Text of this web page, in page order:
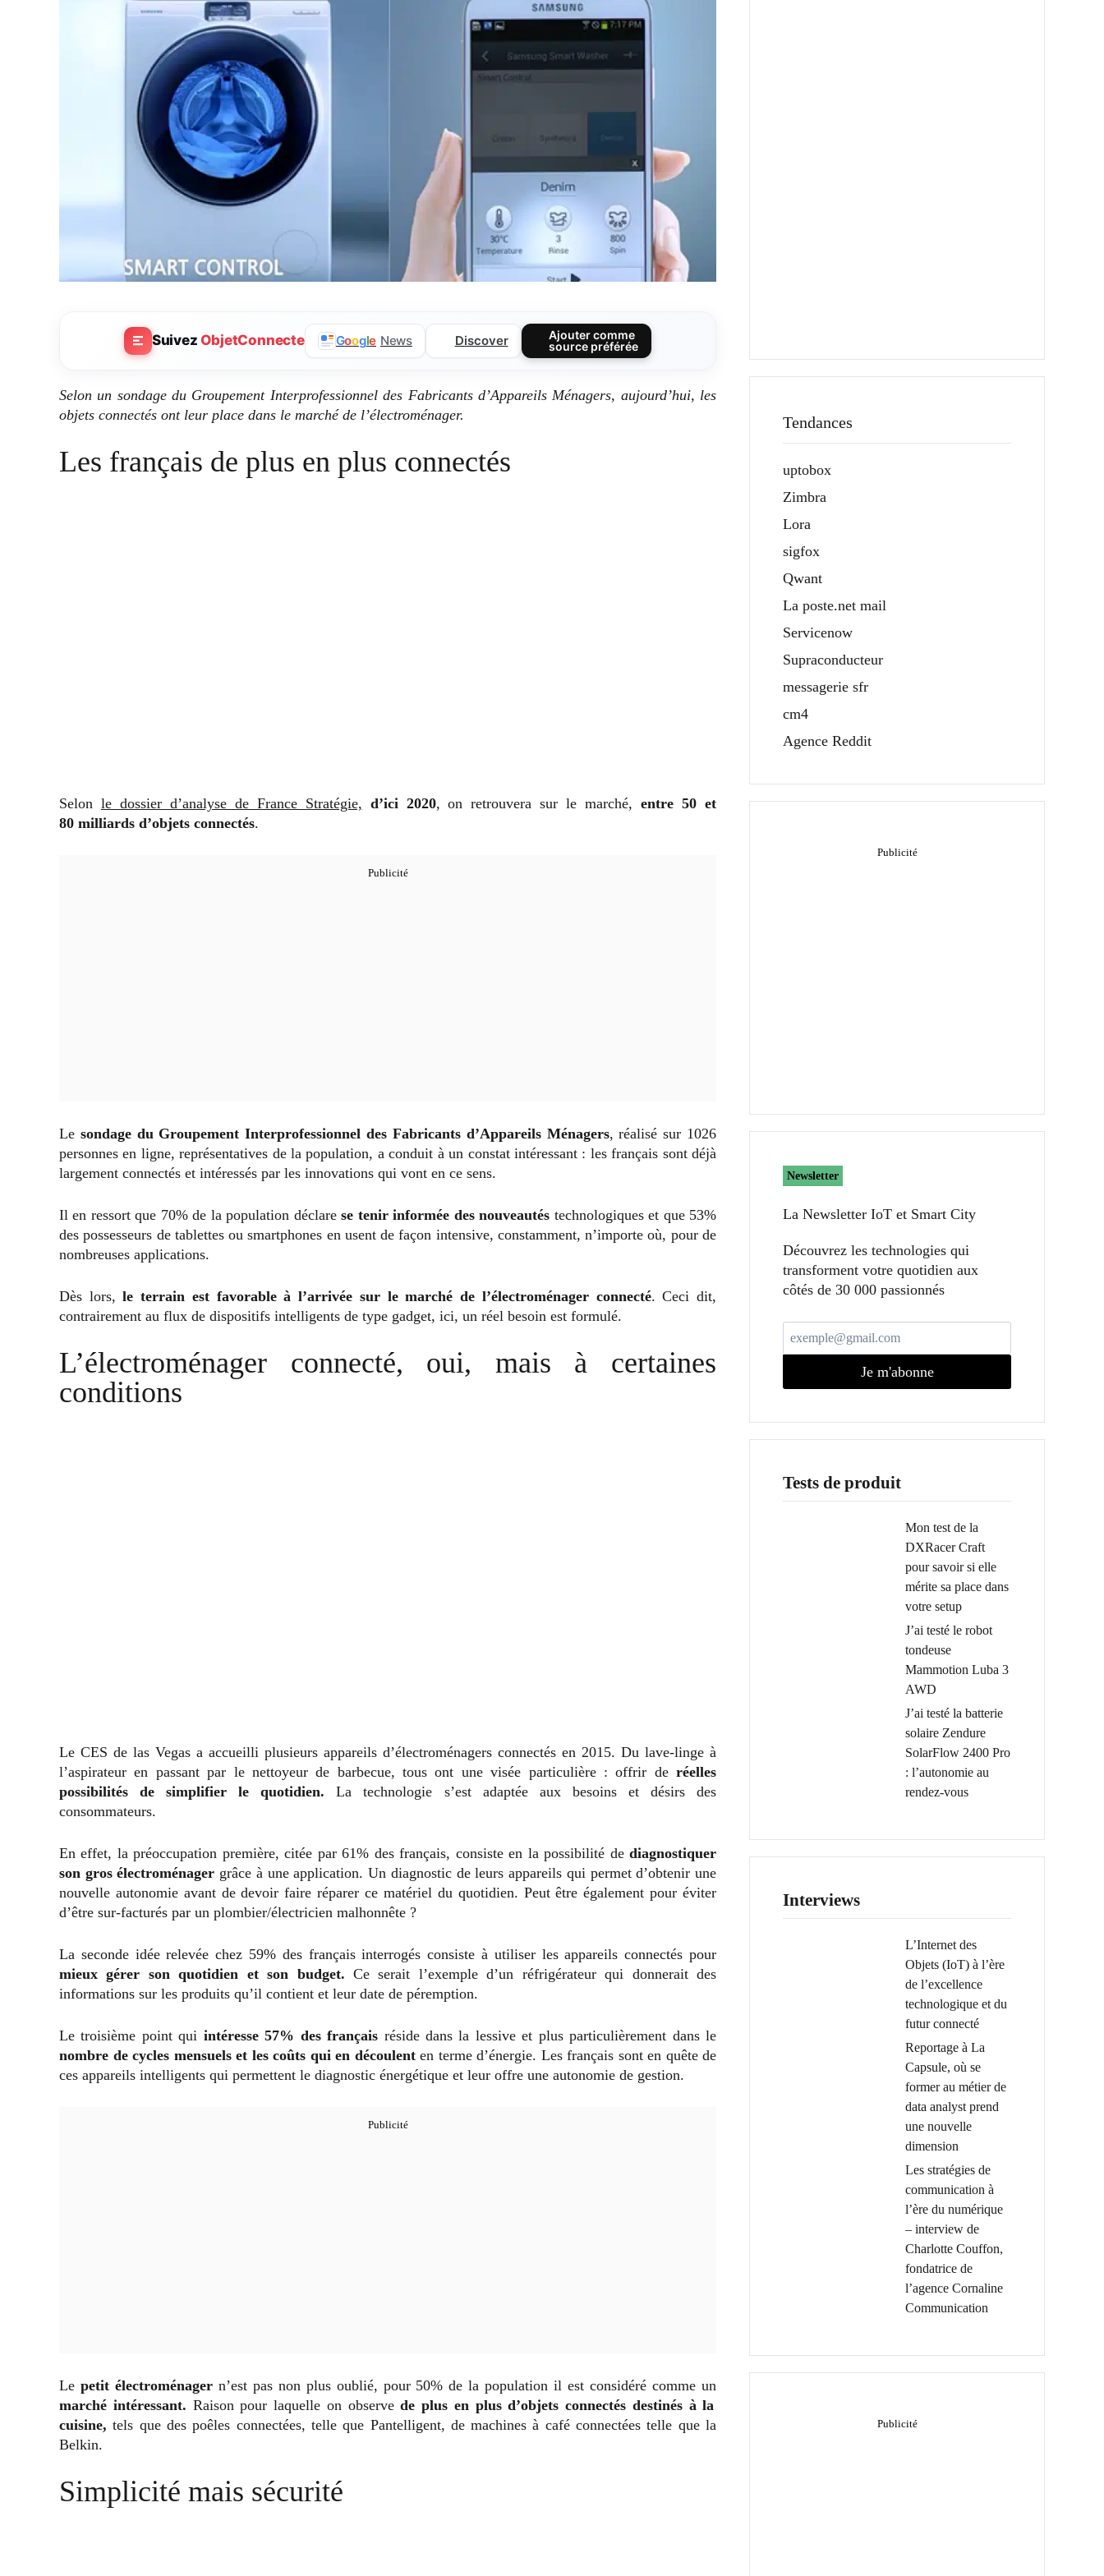
SuivezObjetConnecte Google News Discover
Ajouter comme
source préférée
Selon un sondage du Groupement Interprofessionnel des Fabricants d’Appareils Ménagers, aujourd’hui, les
objets connectés ont leur place dans le marché de l’électroménager.
Les français de plus en plus connectés
Selon le dossier d’analyse de France Stratégie, d’ici 2020, on retrouvera sur le marché,entre 50 et
80 milliards d’objets connectés.
Le sondage du Groupement Interprofessionnel des Fabricants d’Appareils Ménagers, réalisé sur 1026
personnes en ligne, représentatives de la population, a conduit à un constat intéressant : les français sont déjà
largement connectés et intéressés par les innovations qui vont en ce sens.
Il en ressort que 70% de la population déclarese tenir informée des nouveautés technologiques et que 53%
des possesseurs de tablettes ou smartphones en usent de façon intensive, constamment, n’importe où, pour de
nombreuses applications.
Dès lors,le terrain est favorable à l’arrivée sur le marché de l’électroménager connecté. Ceci dit,
contrairement au flux de dispositifs intelligents de type gadget, ici, un réel besoin est formulé.
L’électroménager connecté, oui, mais à certaines
conditions
Le CES de las Vegas a accueilli plusieurs appareils d’électroménagers connectés en 2015. Du lave-linge à
l’aspirateur en passant par le nettoyeur de barbecue, tous ont une visée particulière : offrir de réelles
possibilités de simplifier le quotidien.La technologie s’est adaptée aux besoins et désirs des
consommateurs.
En effet, la préoccupation première, citée par 61% des français, consiste en la possibilité de diagnostiquer
son gros électroménager grâce à une application. Un diagnostic de leurs appareils qui permet d’obtenir une
nouvelle autonomie avant de devoir faire réparer ce matériel du quotidien. Peut être également pour éviter
d’être sur-facturés par un plombier/électricien malhonnête ?
La seconde idée relevée chez 59% des français interrogés consiste à utiliser les appareils connectés pour
mieux gérer son quotidien et son budget. Ce serait l’exemple d’un réfrigérateur qui donnerait des
informations sur les produits qu’il contient et leur date de péremption.
Le troisième point qui intéresse 57% des français réside dans la lessive et plus particulièrement dans le
nombre de cycles mensuels et les coûts qui en découlenten terme d’énergie. Les français sont en quête de
ces appareils intelligents qui permettent le diagnostic énergétique et leur offre une autonomie de gestion.
Le petit électroménagern’est pas non plus oublié, pour 50% de la population il est considéré comme un
marché intéressant. Raison pour laquelle on observede plus en plus d’objets connectés destinés à la
cuisine, tels que des poêles connectées, telle que Pantelligent, de machines à café connectées telle que la
Belkin.
Simplicité mais sécurité
Tendances
uptobox
Zimbra
Lora
sigfox
Qwant
La poste.net mail
Servicenow
Supraconducteur
messagerie sfr
cm4
Agence Reddit
Newsletter
La Newsletter IoT et Smart City​
Découvrez les technologies qui
transforment votre quotidien aux
côtés de 30 000 passionnés
Je m'abonne
Tests de produit
Mon test de la
DXRacer Craft
pour savoir si elle
mérite sa place dans
votre setup
J’ai testé le robot
tondeuse
Mammotion Luba 3
AWD
J’ai testé la batterie
solaire Zendure
SolarFlow 2400 Pro
: l’autonomie au
rendez-vous
Interviews
L’Internet des
Objets (IoT) à l’ère
de l’excellence
technologique et du
futur connecté
Reportage à La
Capsule, où se
former au métier de
data analyst prend
une nouvelle
dimension
Les stratégies de
communication à
l’ère du numérique
– interview de
Charlotte Couffon,
fondatrice de
l’agence Cornaline
Communication